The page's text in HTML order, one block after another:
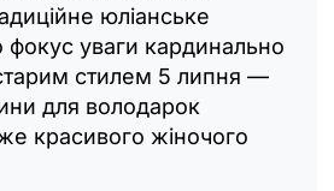
юліанське
фокус уваги кардинально
стилем 5 липня —
для володарок
красивого жіночого